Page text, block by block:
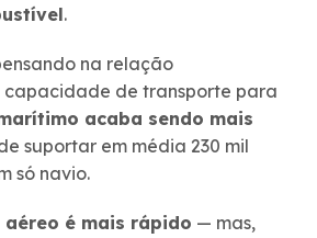
.
na relação
capacidade de transporte para
acaba sendo mais
suportar em média 230 mil
só navio.
aéreo é mais rápido — mas,